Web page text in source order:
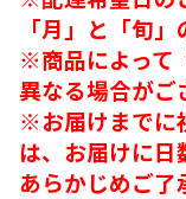
「月」と「旬
※商品によって
異なる場合がご
※お届けまでに
は、お届けに日
あらかじめご